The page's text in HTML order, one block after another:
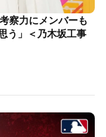
察力にメンバーも
う」＜乃木坂工事